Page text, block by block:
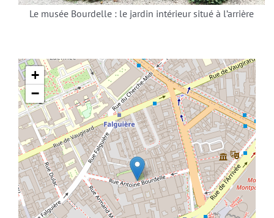
Le musée Bourdelle : le jardin intérieur situé à l’arrière
+
−